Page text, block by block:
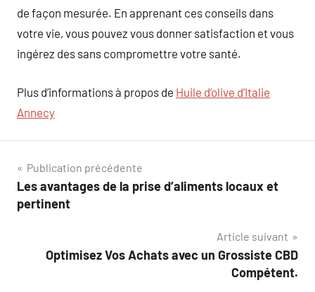
de façon mesurée. En apprenant ces conseils dans
votre vie, vous pouvez vous donner satisfaction et vous
ingérez des sans compromettre votre santé.
Plus d’informations à propos de Huile d’olive d’Italie
Annecy
Navigation
de
Publication précédente
Les avantages de la prise d’aliments locaux et
pertinent
Article suivant
Optimisez Vos Achats avec un Grossiste CBD
Compétent.